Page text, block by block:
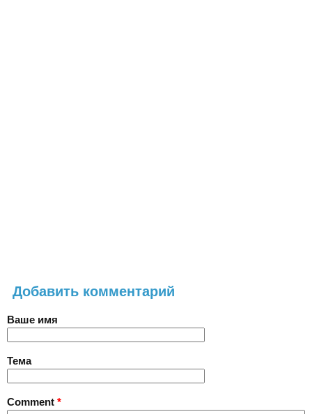
Добавить комментарий
Ваше имя
Тема
Comment *